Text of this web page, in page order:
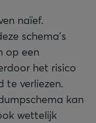
naïef.
schema’s
op een
het risico
verliezen.
kan
wettelijk